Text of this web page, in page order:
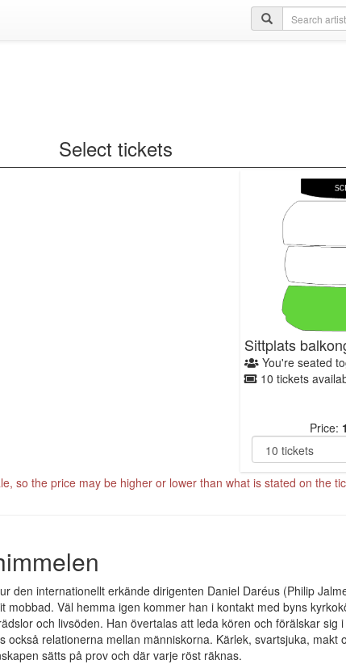
Search
query
Select tickets
Sittplats
You're seated
10 tickets
Price:
so the price may be higher or lower than what is stated on the
den internationellt erkände dirigenten Daniel Daréus (Philip
mobbad. Väl hemma igen kommer han i kontakt med byns
och livsöden. Han övertalas att leda kören och förälskar sig
också relationerna mellan människorna. Kärlek, svartsjuka, makt
sätts på prov och där varje röst räknas.